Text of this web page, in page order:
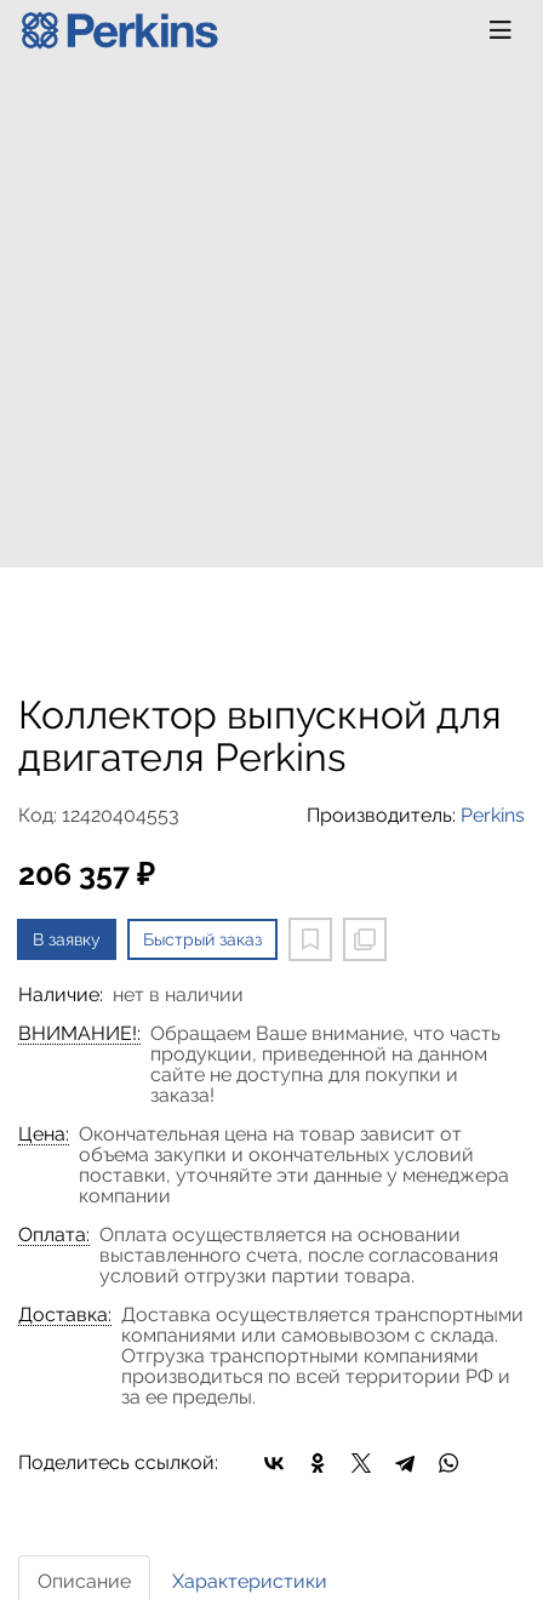
Коллектор выпускной для
двигателя Perkins
Код: 12420404553 Производитель: Perkins
206 357 ₽
В заявку Быстрый заказ
Наличие: нет в наличии
ВНИМАНИЕ!: Обращаем Ваше внимание, что часть
продукции, приведенной на данном
сайте не доступна для покупки и
заказа!
Цена: Окончательная цена на товар зависит от
объема закупки и окончательных условий
поставки, уточняйте эти данные у менеджера
компании
Оплата: Оплата осуществляется на основании
выставленного счета, после согласования
условий отгрузки партии товара.
Доставка: Доставка осуществляется транспортными
компаниями или самовывозом с склада.
Отгрузка транспортными компаниями
производиться по всей территории РФ и
за ее пределы.
Поделитесь ссылкой:
Описание Характеристики